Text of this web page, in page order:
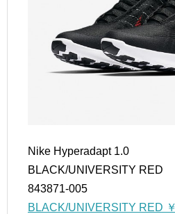
Nike Hyperadapt 1.0
BLACK/UNIVERSITY RED
843871-005
BLACK/UNIVERSITY RED